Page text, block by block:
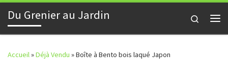
Skip to content
Du Grenier au Jardin
Search
Accueil»Déjà Vendu »Boîte à Bento bois laqué Japon